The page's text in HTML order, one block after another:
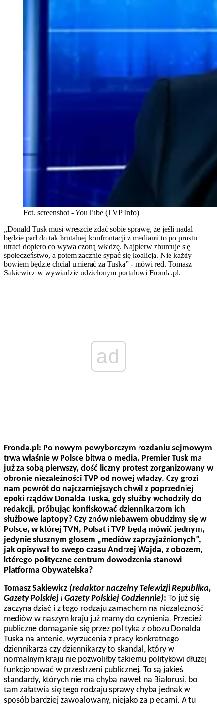
Fot. screenshot - YouTube (TVP Info)
„Donald Tusk musi wreszcie zdać sobie sprawę, że jeśli nadal
będzie parł do tak brutalnej konfrontacji z mediami to po prostu
utraci dopiero co wywalczoną władzę. Najpierw zbuntuje się
społeczeństwo, a potem zacznie sypać się koalicja. Nie każdy
bowiem będzie chciał umierać za Tuska” - mówi red. Tomasz
Sakiewicz w wywiadzie udzielonym portalowi Fronda.pl.
ad
Fronda.pl: Po nowym powyborczym rozdaniu sejmowym
trwa właśnie w Polsce bitwa o media. Premier Tusk ma
już za sobą pierwszy, dość liczny protest zorganizowany w
obronie niezależności TVP od nowej władzy. Czy grozi
nam powrót do najczarniejszych chwil z poprzedniej
epoki rządów Donalda Tuska, gdy służby wchodziły do
redakcji, próbując konfiskować dziennikarzom ich
służbowe laptopy? Czy znów niebawem obudzimy się w
Polsce, w której TVN, Polsat i TVP będą mówić jednym,
jedynie słusznym głosem „mediów zaprzyjaźnionych”,
jak opisywał to swego czasu Andrzej Wajda, z obozem,
którego polityczne centrum dowodzenia stanowi
Platforma Obywatelska?
Tomasz Sakiewicz (redaktor naczelny Telewizji Republika,
Gazety Polskiej i Gazety Polskiej Codziennie): To już się
zaczyna dziać i z tego rodzaju zamachem na niezależność
mediów w naszym kraju już mamy do czynienia. Przecież
publiczne domaganie się przez polityka z obozu Donalda
Tuska na antenie, wyrzucenia z pracy konkretnego
dziennikarza czy dziennikarzy to skandal, który w
normalnym kraju nie pozwoliłby takiemu politykowi dłużej
funkcjonować w przestrzeni publicznej. To są jakieś
standardy, których nie ma chyba nawet na Białorusi, bo
tam załatwia się tego rodzaju sprawy chyba jednak w
sposób bardziej zawoalowany, niejako za plecami. A tu